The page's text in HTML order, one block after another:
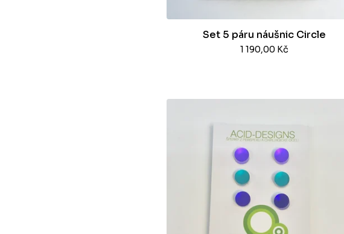
Set 5 páru náušnic Circle
1 190,00 Kč